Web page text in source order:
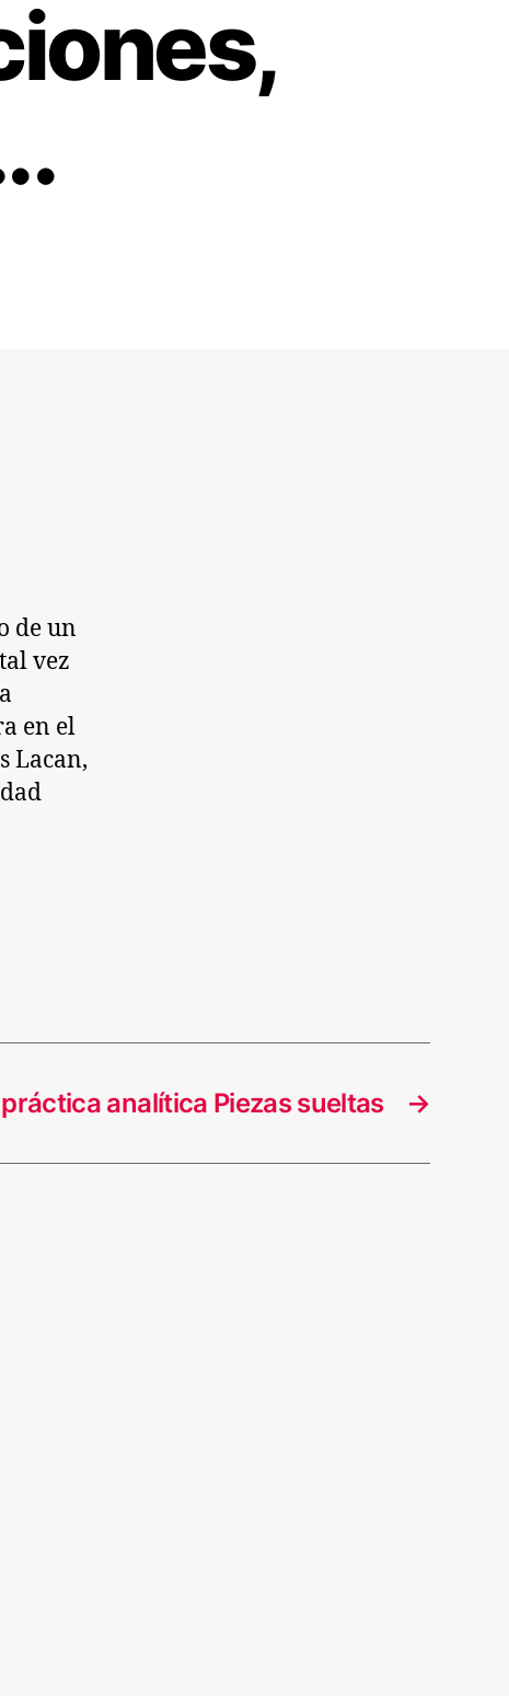
de un
vez
en el
Lacan,
→
analítica Piezas sueltas